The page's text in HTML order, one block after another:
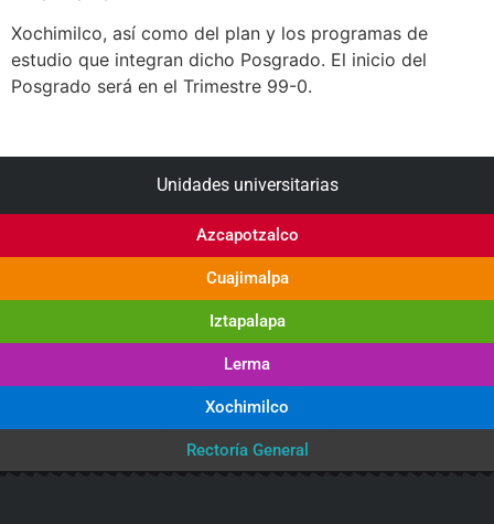
Xochimilco, así como del plan y los programas de
estudio que integran dicho Posgrado. El inicio del
Posgrado será en el Trimestre 99-0.
Unidades universitarias
Azcapotzalco
Cuajimalpa
Iztapalapa
Lerma
Xochimilco
Rectoría General